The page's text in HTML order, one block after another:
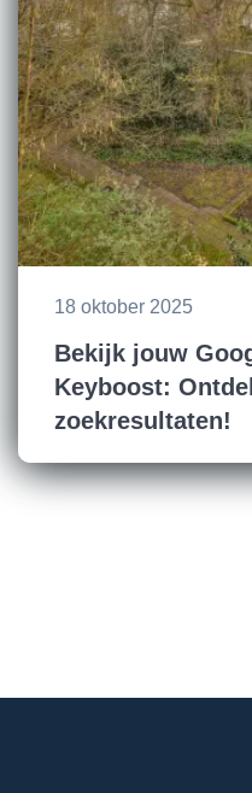
18 oktober 2025
Bekijk jouw
Keyboost:
zoekresultaten!